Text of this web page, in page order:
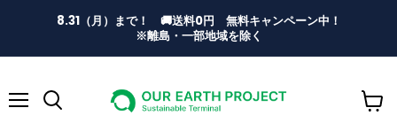
8.31（月）まで！ 🚚送料0円 無料キャンペーン中！
※離島・一部地域を除く